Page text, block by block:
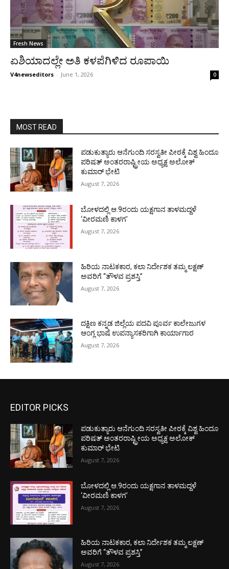
Fresh News
ಏಶಿಯಾದಲ್ಲೇ ಅತಿ ಕಳಪೆಗಿಳಿದ ರೂಪಾಯಿ
V4newseditors - June 1, 2026 0
MOST READ
ಪಡುಕುತ್ಯಾರು ಆನೆಗುಂದಿ ಸರಸ್ವತೀ ಪೀಠಕ್ಕೆ ವಿಶ್ವ ಹಿಂದೂ
ಪರಿಷತ್ ಅಂತರರಾಷ್ಟ್ರೀಯ ಅಧ್ಯಕ್ಷ ಅಲೋಕ್
ಕುಮಾರ್ ಭೇಟಿ
August 7, 2026
ಬೋಳದಲ್ಲಿ ಆ.9ರಂದು ಯಕ್ಷಗಾನ ತಾಳಮದ್ದಳೆ
‘ವೀರಮಣಿ ಕಾಳಗ’
August 7, 2026
ಹಿರಿಯ ನಾಟಕಕಾರ, ಕಲಾ ನಿರ್ದೇಶಕ ತಮ್ಮ ಲಕ್ಷಣ್
ಅವರಿಗೆ “ತೌಳವ ಪ್ರಶಸ್ತಿ”
August 7, 2026
ದಕ್ಷಿಣ ಕನ್ನಡ ಜಿಲ್ಲೆಯ ಪದವಿ ಪೂರ್ವ ಕಾಲೇಜುಗಳ
ಆಂಗ್ಲ ಭಾಷೆ ಉಪನ್ಯಾಸಕರಿಗಾಗಿ ಕಾರ್ಯಾಗಾರ
August 7, 2026
EDITOR PICKS
ಪಡುಕುತ್ಯಾರು ಆನೆಗುಂದಿ ಸರಸ್ವತೀ ಪೀಠಕ್ಕೆ ವಿಶ್ವ ಹಿಂದೂ
ಪರಿಷತ್ ಅಂತರರಾಷ್ಟ್ರೀಯ ಅಧ್ಯಕ್ಷ ಅಲೋಕ್
ಕುಮಾರ್ ಭೇಟಿ
August 7, 2026
ಬೋಳದಲ್ಲಿ ಆ.9ರಂದು ಯಕ್ಷಗಾನ ತಾಳಮದ್ದಳೆ
‘ವೀರಮಣಿ ಕಾಳಗ’
August 7, 2026
ಹಿರಿಯ ನಾಟಕಕಾರ, ಕಲಾ ನಿರ್ದೇಶಕ ತಮ್ಮ ಲಕ್ಷಣ್
ಅವರಿಗೆ “ತೌಳವ ಪ್ರಶಸ್ತಿ”
August 7, 2026